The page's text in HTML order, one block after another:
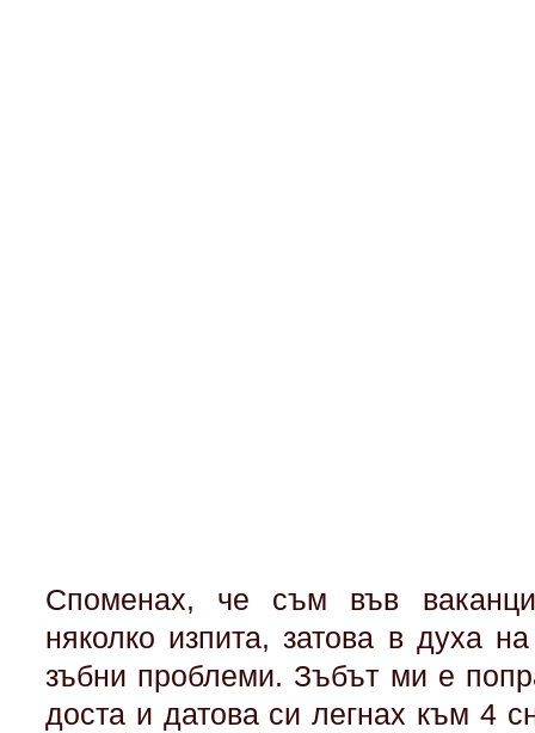
Споменах, че съм във
няколко изпита, затова в духа
зъбни проблеми. Зъбът ми е
доста и датова си легнах към 4